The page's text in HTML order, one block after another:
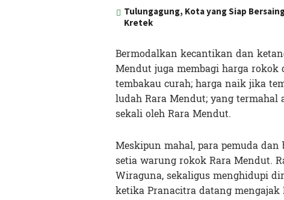
Tulungagung, Kota yang Siap
Kretek
Bermodalkan kecantikan dan
Mendut juga membagi harga
tembakau curah; harga naik jika
ludah Rara Mendut; yang
sekali oleh Rara Mendut.
Meskipun mahal, para pemuda
setia warung rokok Rara Mendut.
Wiraguna, sekaligus menghidupi
ketika Pranacitra datang